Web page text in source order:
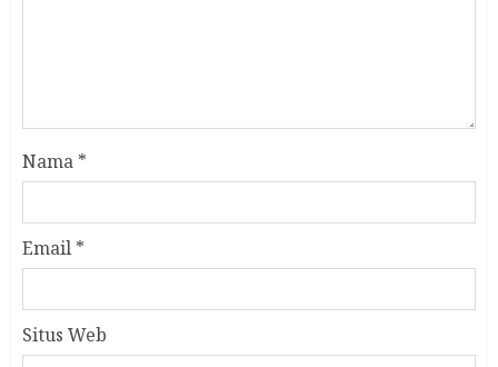
Nama *
Email *
Situs Web